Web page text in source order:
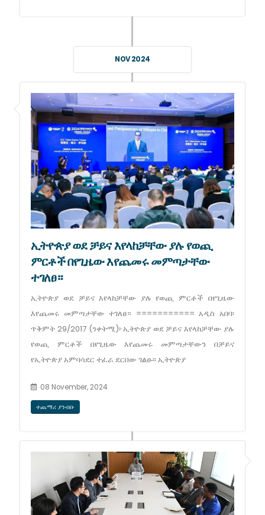
NOV 2024
ኢትዮጵያ ወደ ቻይና እየላከቻቸው ያሉ የወጪ
ምርቶች በየጊዜው እየጨመሩ መምጣታቸው
ተገለፀ።
ኢትዮጵያ ወደ ቻይና እየላከቻቸው ያሉ የወጪ ምርቶች በየጊዜው
እየጨመሩ መምጣታቸው ተገለፀ። =========== አዲስ አበባ፡
ጥቅምት 29/2017 (ንቀትሚ)፦ኢትዮጵያ ወደ ቻይና እየላከቻቸው ያሉ
የወጪ ምርቶች በየጊዜው እየጨመሩ መምጣታቸውን በቻይና
የኢትዮጵያ አምባሳደር ተፈራ ደርበው ገልፁ፡፡ ኢትዮጵያ
08 November, 2024
ተጨማሪ ያንብቡ